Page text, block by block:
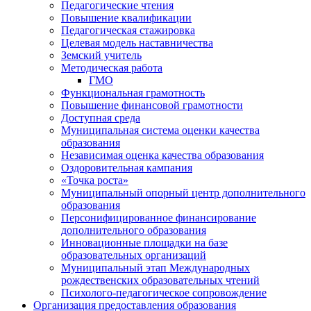
Педагогические чтения
Повышение квалификации
Педагогическая стажировка
Целевая модель наставничества
Земский учитель
Методическая работа
ГМО
Функциональная грамотность
Повышение финансовой грамотности
Доступная среда
Муниципальная система оценки качества
образования
Независимая оценка качества образования
Оздоровительная кампания
«Точка роста»
Муниципальный опорный центр дополнительного
образования
Персонифицированное финансирование
дополнительного образования
Инновационные площадки на базе
образовательных организаций
Муниципальный этап Международных
рождественских образовательных чтений
Психолого-педагогическое сопровождение
Организация предоставления образования